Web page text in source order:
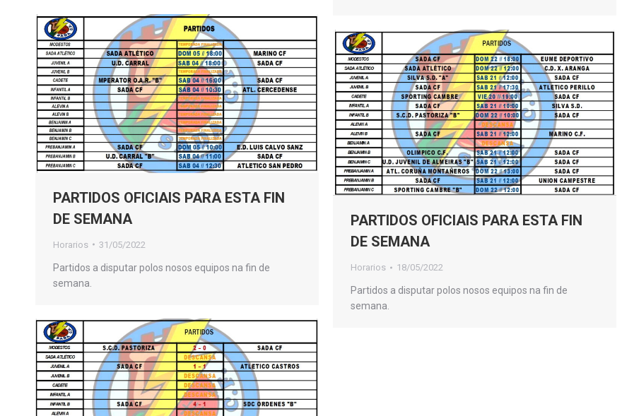
PARTIDOS OFICIAIS PARA ESTA FIN
DE SEMANA
Horarios 31/05/2022
Partidos a disputar polos nosos equipos na fin de
semana.
PARTIDOS OFICIAIS PARA ESTA FIN
DE SEMANA
Horarios 18/05/2022
Partidos a disputar polos nosos equipos na fin de
semana.